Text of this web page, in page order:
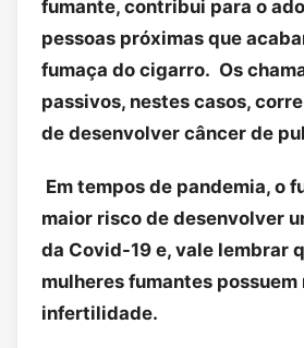
fumante, contribui para o
pessoas próximas que
fumaça do cigarro. Os
passivos, nestes casos,
de desenvolver câncer de
Em tempos de pandemia, o
maior risco de desenvolver
da Covid-19 e, vale lembrar
mulheres fumantes
infertilidade.